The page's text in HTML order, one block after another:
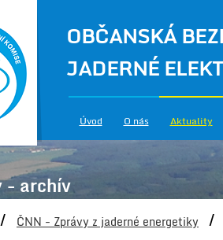
OBČANSKÁ
JADERNÉ
Úvod O nás Aktuality
archív
/ ČNN - Zprávy z jaderné energetiky /